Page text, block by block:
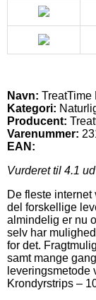
Navn: TreatTime
Kategori:
Producent:
Varenummer:
EAN:
Vurderet til 4.1
De fleste internet
del forskellige
almindelig er nu
selv har
for det.
samt mange
leveringsmetode
Krondyrstrips –